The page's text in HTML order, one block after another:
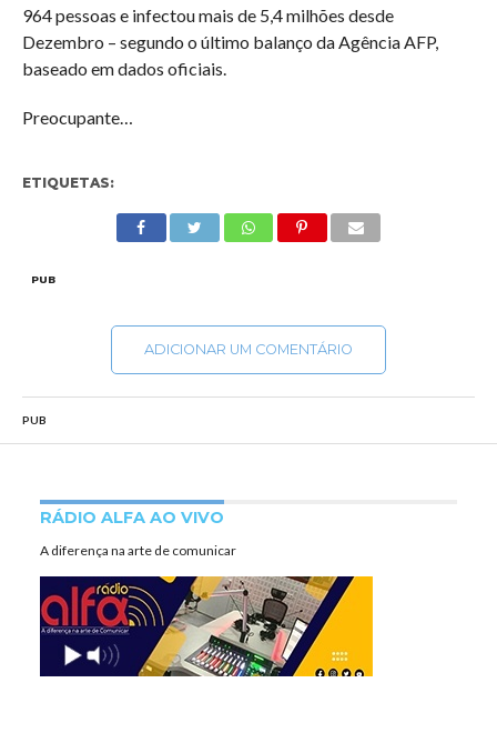
964 pessoas e infectou mais de 5,4 milhões desde
Dezembro – segundo o último balanço da Agência AFP,
baseado em dados oficiais.
Preocupante…
ETIQUETAS:
PUB
ADICIONAR UM COMENTÁRIO
PUB
RÁDIO ALFA AO VIVO
A diferença na arte de comunicar